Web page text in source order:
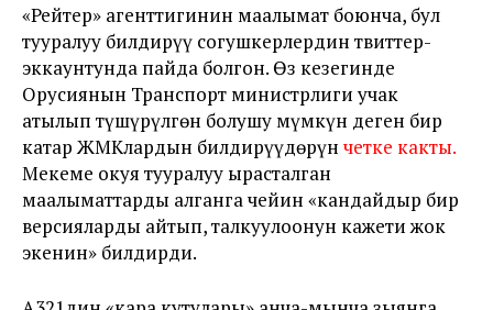
«Рейтер» агенттигинин маалымат боюнча, бул
тууралуу билдирүү согушкерлердин твиттер-
эккаунтунда пайда болгон. Өз кезегинде
Орусиянын Транспорт министрлиги учак
атылып түшүрүлгөн болушу мүмкүн деген бир
катар ЖМКлардын билдирүүдөрүн четке какты.
Мекеме окуя тууралуу ырасталган
маалыматтарды алганга чейин «кандайдыр бир
версияларды айтып, талкуулоонун кажети жок
экенин» билдирди.